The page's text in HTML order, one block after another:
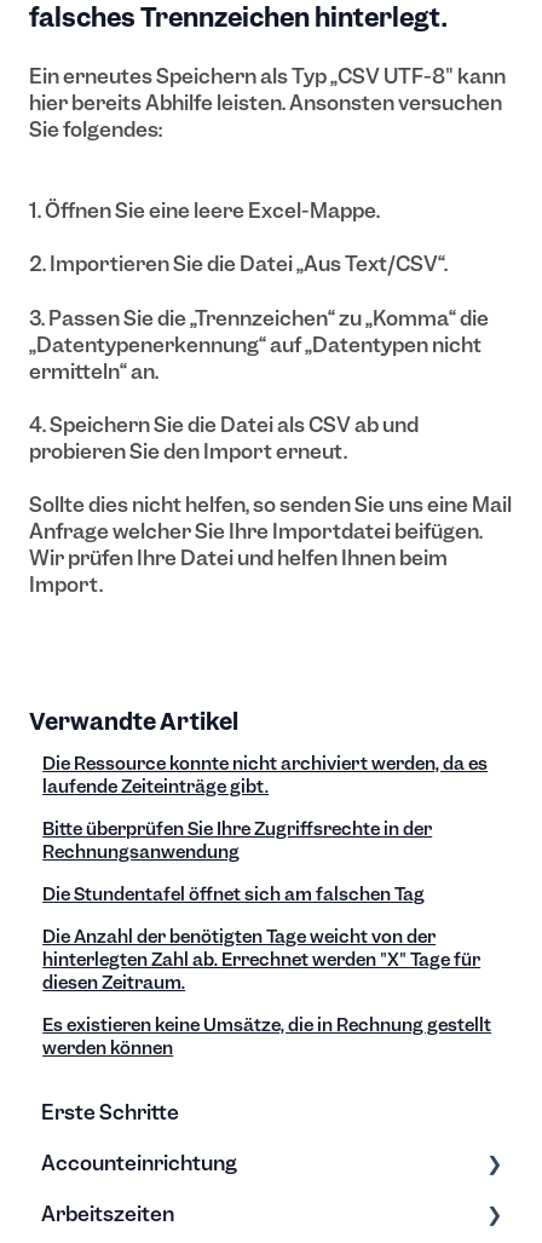
falsches Trennzeichen hinterlegt.
Ein erneutes Speichern als Typ „CSV UTF-8" kann
hier bereits Abhilfe leisten. Ansonsten versuchen
Sie folgendes:
1. Öffnen Sie eine leere Excel-Mappe.
2. Importieren Sie die Datei „Aus Text/CSV“.
3. Passen Sie die „Trennzeichen“ zu „Komma“ die
„Datentypenerkennung“ auf „Datentypen nicht
ermitteln“ an.
4. Speichern Sie die Datei als CSV ab und
probieren Sie den Import erneut.
Sollte dies nicht helfen, so senden Sie uns eine Mail
Anfrage welcher Sie Ihre Importdatei beifügen.
Wir prüfen Ihre Datei und helfen Ihnen beim
Import.
Verwandte Artikel
Die Ressource konnte nicht archiviert werden, da es
laufende Zeiteinträge gibt.
Bitte überprüfen Sie Ihre Zugriffsrechte in der
Rechnungsanwendung
Die Stundentafel öffnet sich am falschen Tag
Die Anzahl der benötigten Tage weicht von der
hinterlegten Zahl ab. Errechnet werden "X" Tage für
diesen Zeitraum.
Es existieren keine Umsätze, die in Rechnung gestellt
werden können
Erste Schritte
Accounteinrichtung
Einstellungen
Arbeitszeiten